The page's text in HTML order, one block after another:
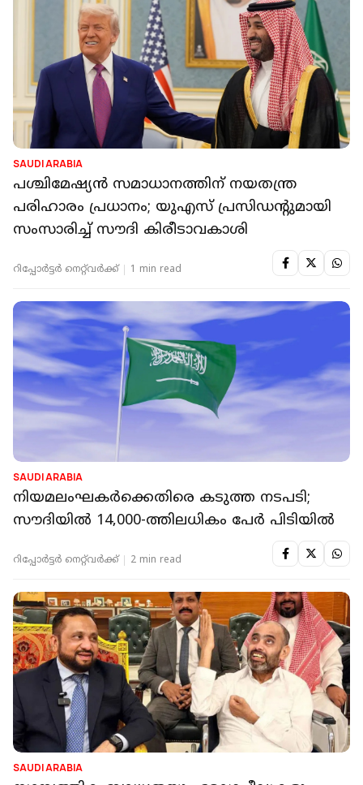
SAUDI ARABIA
പശ്ചിമേഷ്യൻ സമാധാനത്തിന് നയതന്ത്ര
പരിഹാരം പ്രധാനം; യുഎസ് പ്രസിഡന്റുമായി
സംസാരിച്ച് സൗദി കിരീടാവകാശി
റിപ്പോർട്ടർ നെറ്റ്‌വര്‍ക്ക്‌ 1 min read
SAUDI ARABIA
നിയമലംഘകർക്കെതിരെ കടുത്ത നടപടി;
സൗദിയിൽ 14,000-ത്തിലധികം പേർ പിടിയിൽ
റിപ്പോർട്ടർ നെറ്റ്‌വര്‍ക്ക്‌ 2 min read
SAUDI ARABIA